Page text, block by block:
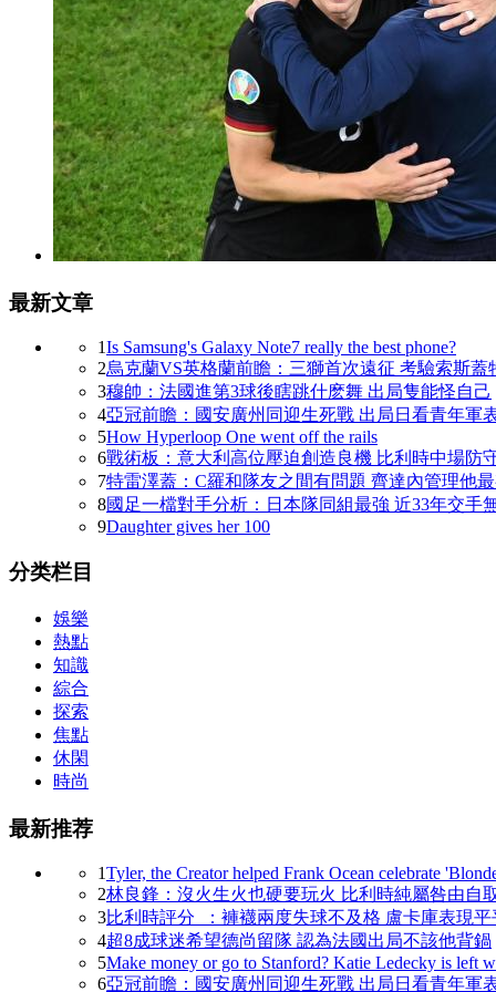
最新文章
1Is Samsung's Galaxy Note7 really the best phone?
2烏克蘭VS英格蘭前瞻：三獅首次遠征 考驗索斯蓋
3穆帥 ：法國進第3球後瞎跳什麽舞 出局隻能怪自己
4亞冠前瞻：國安廣州同迎生死戰 出局日看青年軍
5How Hyperloop One went off the rails
6戰術板：意大利高位壓迫創造良機 比利時中場防
7特雷澤蓋：C羅和隊友之間有問題 齊達內管理他
8國足一檔對手分析：日本隊同組最強 近33年交手
9Daughter gives her 100
分类栏目
娛樂
熱點
知識
綜合
探索
焦點
休閑
時尚
最新推荐
1Tyler, the Creator helped Frank Ocean celebrate
2林良鋒：沒火生火也硬要玩火 比利時純屬咎由自
3比利時評分  ：褲襪兩度失球不及格 盧卡庫表現平
4超8成球迷希望德尚留隊 認為法國出局不該他背鍋
5Make money or go to Stanford? Katie Ledecky is left
6亞冠前瞻：國安廣州同迎生死戰 出局日看青年軍